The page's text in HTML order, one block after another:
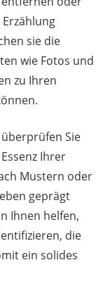
sie die
wie Fotos und
zu Ihren
Sie
Ihrer
Mustern oder
geprägt
Ihnen helfen,
die
ein solides